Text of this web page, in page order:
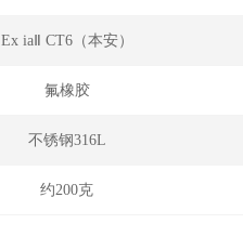
Ex iaⅡ CT6（本安）
氟橡胶
不锈钢316L
约200克